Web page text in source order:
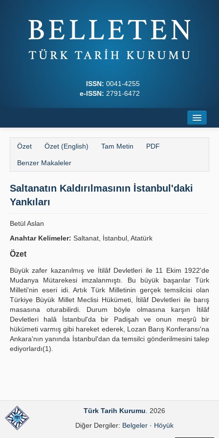
ISSN: 0041-4255
e-ISSN: 2791-6472
Dergi Kurulları
Yazım Kuralları
Kılavuzlar
İletişim
Özet Özet (English) Tam Metin PDF
Benzer Makaleler
Saltanatın Kaldırılmasının İstanbul'daki
Yankıları
Betül Aslan
Anahtar Kelimeler: Saltanat, İstanbul, Atatürk
Özet
Büyük zafer kazanılmış ve İtilâf Devletleri ile 11 Ekim 1922'de
Mudanya Mütarekesi imzalanmıştı. Bu büyük başarılar Türk
Milleti'nin eseri idi. Artık Türk Milletinin gerçek temsilcisi olan
Türkiye Büyük Millet Meclisi Hükümeti, İtilâf Devletleri ile barış
masasına oturabilirdi. Durum böyle olmasına karşın İtilâf
Devletleri halâ İstanbul'da bir Padişah ve onun meşrû bir
hükümeti varmış gibi hareket ederek, Lozan Barış Konferansı'na
Ankara'nın yanında İstanbul'dan da temsilci gönderilmesini talep
ediyorlardı(1).
Türk Tarih Kurumu . 2026
Diğer Dergiler: Belgeler· Höyük